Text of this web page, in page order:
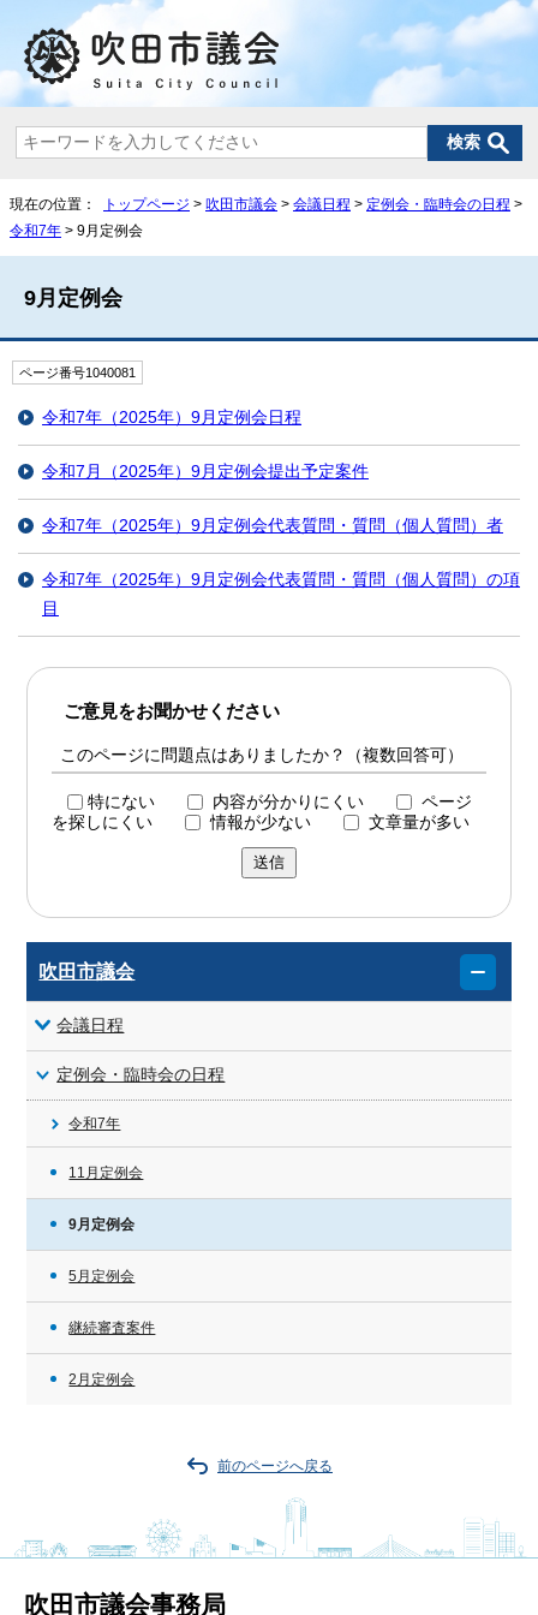
現在の位置： トップページ > 吹田市議会 > 会議日程 > 定例会・臨時会の日程 >
令和7年 > 9月定例会
9月定例会
ページ番号1040081
令和7年（2025年）9月定例会日程
令和7月（2025年）9月定例会提出予定案件
令和7年（2025年）9月定例会代表質問・質問（個人質問）者
令和7年（2025年）9月定例会代表質問・質問（個人質問）の項
目
ご意見をお聞かせください
このページに問題点はありましたか？（複数回答可）
特にない 内容が分かりにくい
ページ
を探しにくい
情報が少ない 文章量が多い
送信
吹田市議会
会議日程
定例会・臨時会の日程
令和7年
11月定例会
9月定例会
5月定例会
継続審査案件
2月定例会
前のページへ戻る
吹田市議会事務局